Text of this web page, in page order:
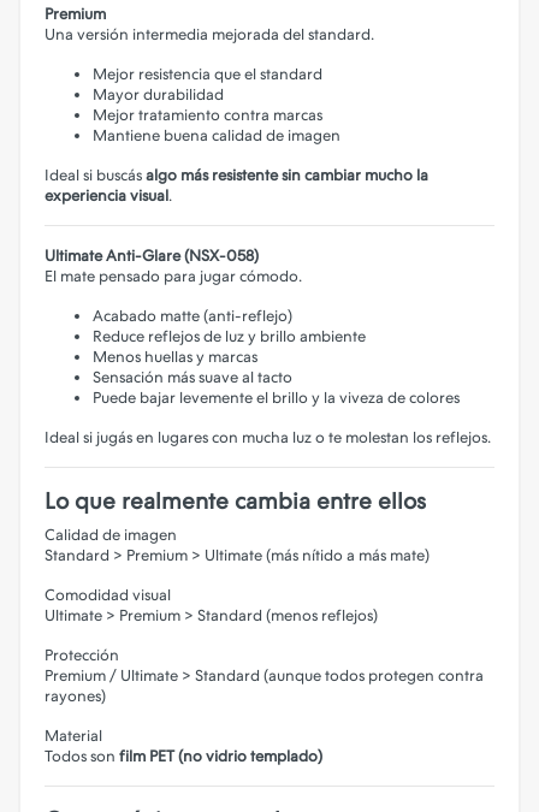
Premium
Una versión intermedia mejorada del standard.
Mejor resistencia que el standard
Mayor durabilidad
Mejor tratamiento contra marcas
Mantiene buena calidad de imagen
Ideal si buscás algo más resistente sin cambiar mucho la
experiencia visual.
Ultimate Anti-Glare (NSX-058)
El mate pensado para jugar cómodo.
Acabado matte (anti-reflejo)
Reduce reflejos de luz y brillo ambiente
Menos huellas y marcas
Sensación más suave al tacto
Puede bajar levemente el brillo y la viveza de colores
Ideal si jugás en lugares con mucha luz o te molestan los reflejos.
Lo que realmente cambia entre ellos
Calidad de imagen
Standard > Premium > Ultimate (más nítido a más mate)
Comodidad visual
Ultimate > Premium > Standard (menos reflejos)
Protección
Premium / Ultimate > Standard (aunque todos protegen contra
rayones)
Material
Todos son film PET (no vidrio templado)